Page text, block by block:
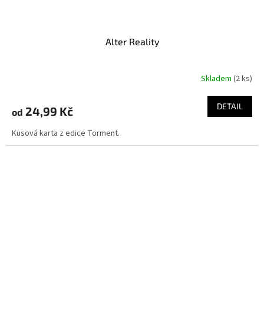
Alter Reality
Skladem (2 ks)
od 24,99 Kč DETAIL
Kusová karta z edice Torment.